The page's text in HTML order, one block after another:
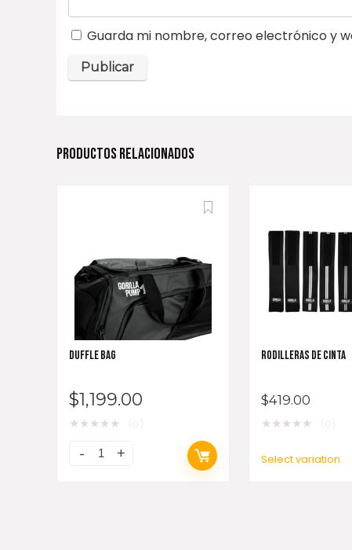
Guarda mi nombre, correo electrónico y
PRODUCTOS RELACIONADOS
DUFFLE BAG
$1,199.00
★★★★★
RODILLERAS DE CINTA
$419.00
★★★★★
Select variation